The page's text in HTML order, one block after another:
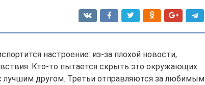
настроение: из-за плохой новости,
Кто-то пытается скрыть это окружающих.
лучшим другом. Третьи отправляются за любимым